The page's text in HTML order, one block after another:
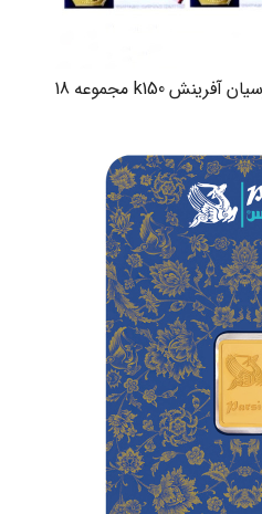
سکه طلا گرمی 18 عیار مدل پارسیان آفرینش k150 مجموعه 18